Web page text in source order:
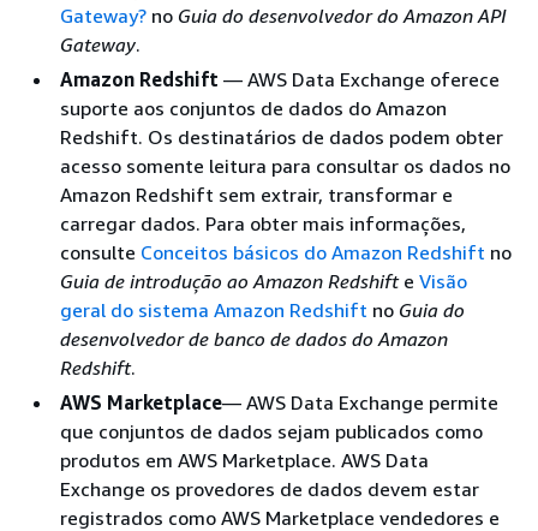
Gateway? no Guia do desenvolvedor do Amazon API
Gateway.
Amazon Redshift — AWS Data Exchange oferece
suporte aos conjuntos de dados do Amazon
Redshift. Os destinatários de dados podem obter
acesso somente leitura para consultar os dados no
Amazon Redshift sem extrair, transformar e
carregar dados. Para obter mais informações,
consulte Conceitos básicos do Amazon Redshift no
Guia de introdução ao Amazon Redshifte Visão
geral do sistema Amazon Redshift no Guia do
desenvolvedor de banco de dados do Amazon
Redshift.
AWS Marketplace— AWS Data Exchange permite
que conjuntos de dados sejam publicados como
produtos em AWS Marketplace. AWS Data
Exchange os provedores de dados devem estar
registrados como AWS Marketplace vendedores e